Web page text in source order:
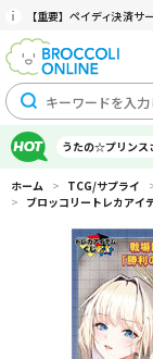
【重要】ペイディ決済
うたの☆プリンス
ホーム > TCG/サプライ
> ブロッコリートレカアイ